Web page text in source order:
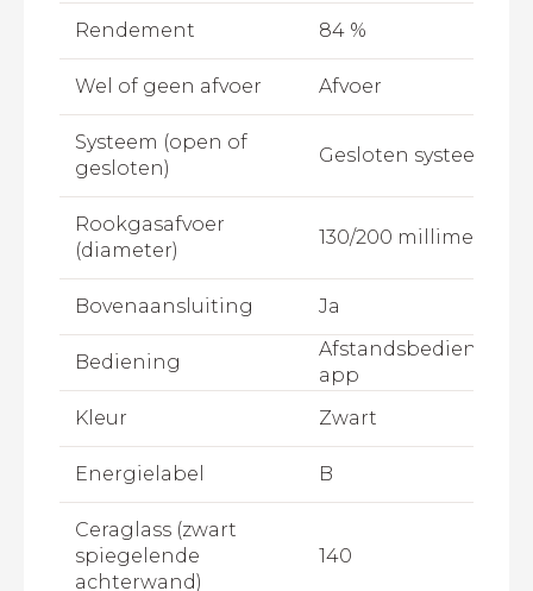
Rendement 84 %
Wel of geen afvoer Afvoer
Systeem (open of
gesloten)
Gesloten systeem
Rookgasafvoer
(diameter)
130/200 millimeter
Bovenaansluiting Ja
Bediening
app
Kleur
Zwart
Energielabel B
Ceraglass (zwart
spiegelende
achterwand)
140